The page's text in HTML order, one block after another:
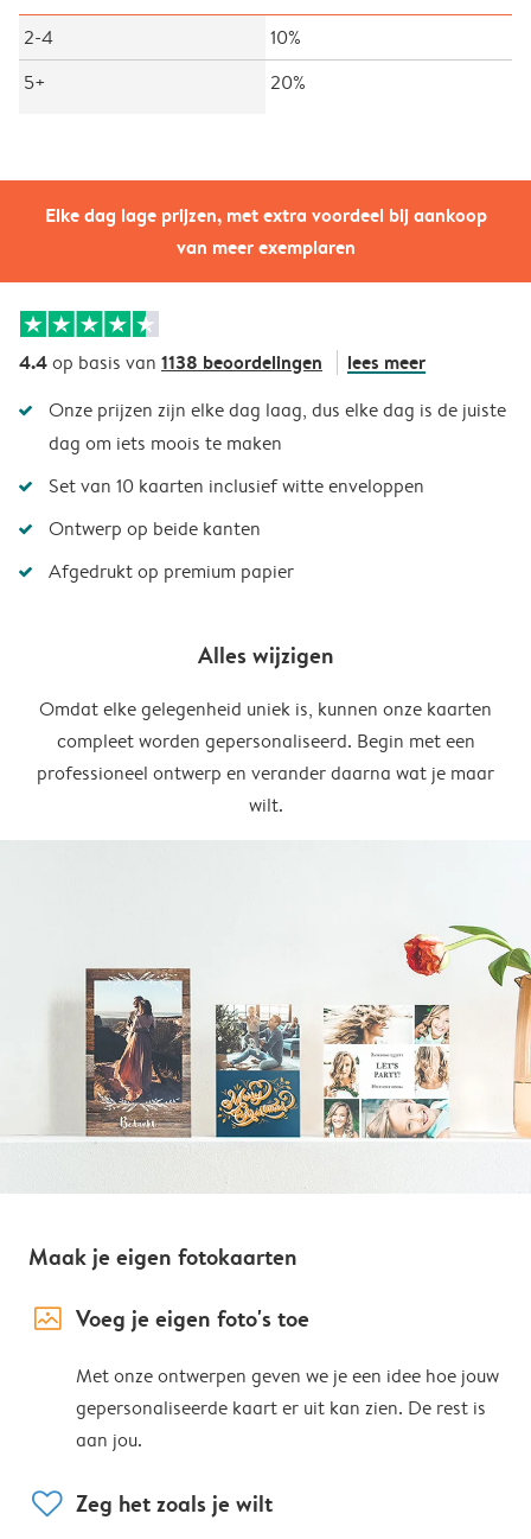
Elke dag lage prijzen, met extra voordeel bij aankoop
van meer exemplaren
2-4
10%
5+
20%
4.4op basis van 1138 beoordelingen lees meer
Onze prijzen zijn elke dag laag, dus elke dag is de juiste
dag om iets moois te maken
Set van 10 kaarten inclusief witte enveloppen
Ontwerp op beide kanten
Afgedrukt op premium papier
Alles wijzigen
Omdat elke gelegenheid uniek is, kunnen onze kaarten
compleet worden gepersonaliseerd. Begin met een
professioneel ontwerp en verander daarna wat je maar
wilt.
Maak je eigen fotokaarten
image_placeholder Voeg je eigen foto's toe
Met onze ontwerpen geven we je een idee hoe jouw
gepersonaliseerde kaart er uit kan zien. De rest is
aan jou.
heart Zeg het zoals je wilt